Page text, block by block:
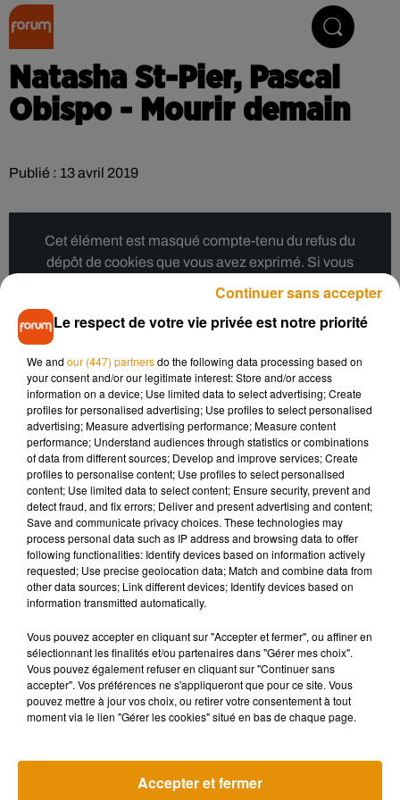
Natasha St-Pier, Pascal
Obispo - Mourir demain
Publié : 13 avril 2019
Cet élément est masqué compte-tenu du refus du
dépôt de cookies que vous avez exprimé. Si vous
Musique
Pomme emprunte le décor de
l’émission « Loups Garous » pour
La version
Day »
+ DE MUSIQUE
Le respect de votre vie privée est notre priorité
We and our (447) partnersdo the following data processing based on
your consent and/or our legitimate interest: Store and/or access
information on a device; Use limited data to select advertising; Create
profiles for personalised advertising; Use profiles to select personalised
advertising; Measure advertising performance; Measure content
performance; Understand audiences through statistics or combinations
of data from different sources; Develop and improve services; Create
profiles to personalise content; Use profiles to select personalised
content; Use limited data to select content; Ensure security, prevent and
detect fraud, and fix errors; Deliver and present advertising and content;
Save and communicate privacy choices. These technologies may
process personal data such as IP address and browsing data to offer
following functionalities: Identify devices based on information actively
requested; Use precise geolocation data; Match and combine data from
other data sources; Link different devices; Identify devices based on
information transmitted automatically.
Vous pouvez accepter en cliquant sur "Accepter et fermer", ou affiner en
sélectionnant les finalités et/ou partenaires dans "Gérer mes choix".
Vous pouvez également refuser en cliquant sur "Continuer sans
accepter". Vos préférences ne s'appliqueront que pour ce site. Vous
pouvez mettre à jour vos choix, ou retirer votre consentement à tout
moment via le lien "Gérer les cookies" situé en bas de chaque page.
Accepter et fermer
Continuer sans accepter